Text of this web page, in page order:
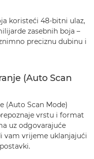
koristeći 48-bitni ulaz,
zasebnih boja –
preciznu dubinu i
(Auto Scan
(Auto Scan Mode)
vrstu i format
uz odgovarajuće
vam vrijeme uklanjajući